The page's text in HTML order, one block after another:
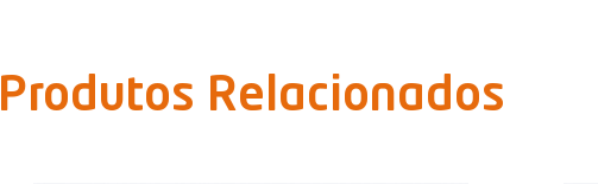
Produtos Relacionados